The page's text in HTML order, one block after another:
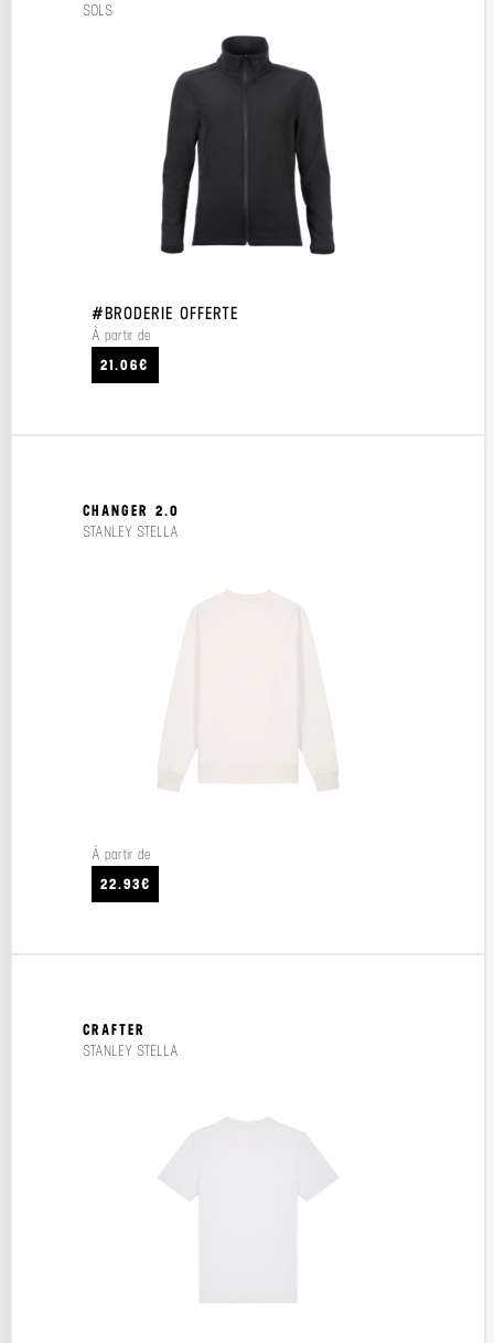
SOLS
#BRODERIE OFFERTE
À partir de
21.06€
CHANGER 2.0
STANLEY STELLA
À partir de
22.93€
CRAFTER
STANLEY STELLA